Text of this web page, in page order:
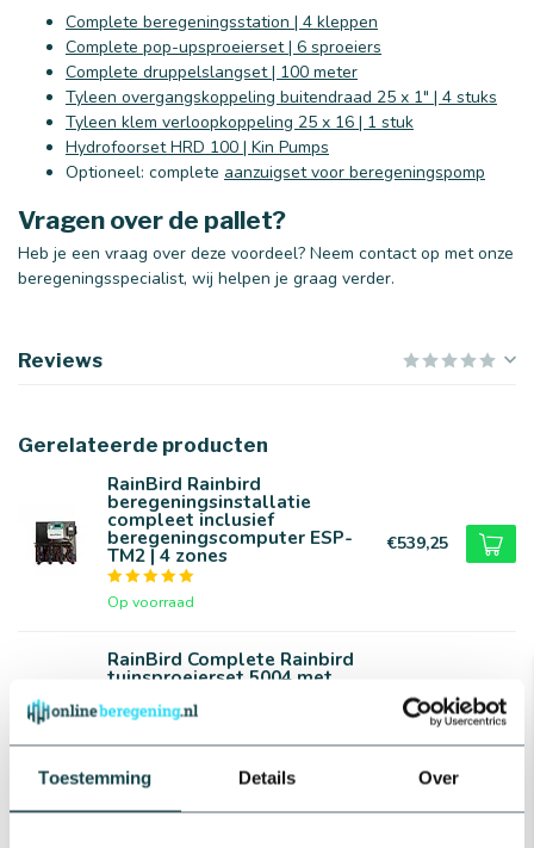
Toestemming Details Over
Complete beregeningsstation | 4 kleppen
Complete pop-upsproeierset | 6 sproeiers
Complete druppelslangset | 100 meter
Tyleen overgangskoppeling buitendraad 25 x 1" | 4 stuks
Tyleen klem verloopkoppeling 25 x 16 | 1 stuk
Hydrofoorset HRD 100 | Kin Pumps
Optioneel: complete aanzuigset voor beregeningspomp
Vragen over de pallet?
Heb je een vraag over deze voordeel? Neem contact op met onze
beregeningsspecialist, wij helpen je graag verder.
Reviews
Gerelateerde producten
RainBird Rainbird
beregeningsinstallatie
compleet inclusief
beregeningscomputer ESP-
TM2 | 4 zones
Op voorraad
€539,25
RainBird Complete Rainbird
tuinsproeierset 5004 met
upsproeiers €265,72
Kin Pumps Hydrofoorpomp